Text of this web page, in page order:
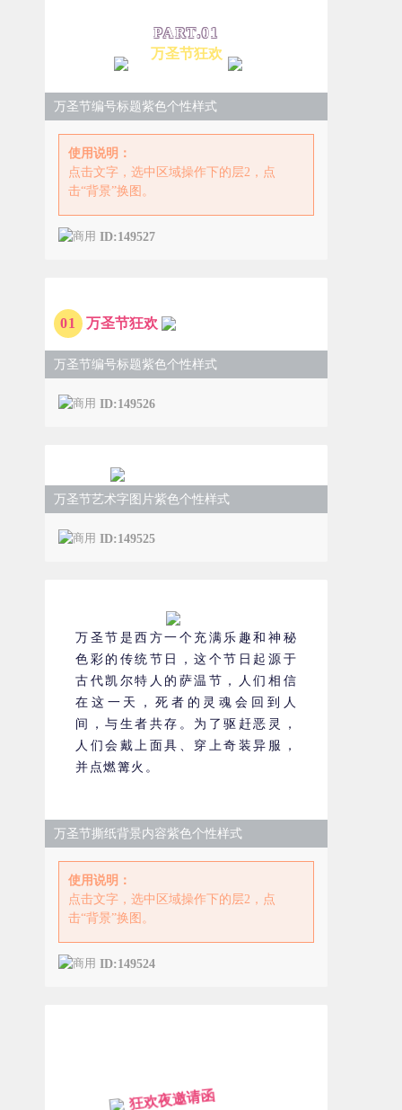
PART.01
万圣节狂欢
万圣节编号标题紫色个性样式
使用说明：
点击文字，选中区域操作下的层2，点
击“背景”换图。
ID:149527
01 万圣节狂欢
万圣节编号标题紫色个性样式
ID:149526
万圣节艺术字图片紫色个性样式
ID:149525
万圣节是西方一个充满乐趣和神秘
色彩的传统节日，这个节日起源于
古代凯尔特人的萨温节，人们相信
在这一天，死者的灵魂会回到人
间，与生者共存。为了驱赶恶灵，
人们会戴上面具、穿上奇装异服，
并点燃篝火。
万圣节撕纸背景内容紫色个性样式
使用说明：
点击文字，选中区域操作下的层2，点
击“背景”换图。
ID:149524
狂欢夜邀请函